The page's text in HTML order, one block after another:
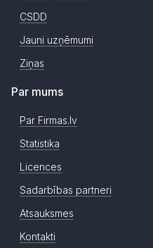
CSDD
Jauni uzņēmumi
Ziņas
Par mums
Par Firmas.lv
Statistika
Licences
Sadarbības partneri
Atsauksmes
Kontakti